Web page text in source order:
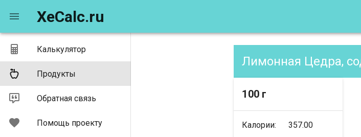
Калькулятор
Продукты
Обратная связь
Помощь проекту
XeCalc.ru
Лимонная Цедра,
100 г
Калории: 357.00